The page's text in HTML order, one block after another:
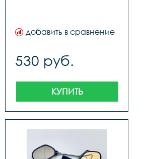
добавить в сравнение
530 руб.
КУПИТЬ